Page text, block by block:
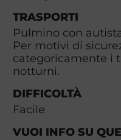
TRASPORTI
Pulmino con
Per motivi di
categoricamente i
notturni.
DIFFICOLTÀ
Facile
VUOI INFO SU